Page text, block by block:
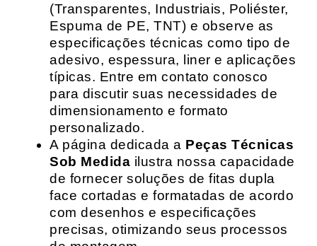
(Transparentes, Industriais, Poliéster,
Espuma de PE, TNT) e observe as
especificações técnicas como tipo de
adesivo, espessura, liner e aplicações
típicas. Entre em contato conosco
para discutir suas necessidades de
dimensionamento e formato
personalizado.
A página dedicada a Peças Técnicas
Sob Medida ilustra nossa capacidade
de fornecer soluções de fitas dupla
face cortadas e formatadas de acordo
com desenhos e especificações
precisas, otimizando seus processos